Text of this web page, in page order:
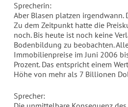
Sprecherin:
Aber Blasen platzen irgendwann.
Zu dem Zeitpunkt hatte die
noch. Bis heute ist noch keine
Bodenbildung zu beobachten.
Immobilienpreise im Juni 2006
Prozent. Das entspricht einem
Höhe von mehr als 7 Billionen
Sprecher: